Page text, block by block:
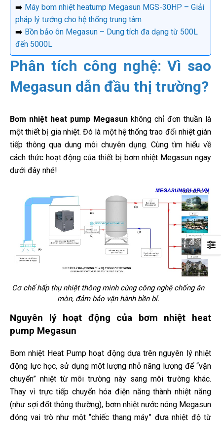
➡️ Máy bơm nhiệt heatump Megasun MGS-30HP – Giải
pháp lý tưởng cho hệ thống trung tâm
➡️ Bồn bảo ôn Megasun – Dung tích đa dạng từ 500L
đến 5000L
Phân tích công nghệ: Vì sao
Megasun dẫn đầu thị trường?
Bơm nhiệt heat pump Megasun không chỉ đơn thuần là
một thiết bị gia nhiệt. Đó là một hệ thống trao đổi nhiệt gián
tiếp thông qua dung môi chuyên dụng. Cùng tìm hiểu về
cách thức hoạt động của thiết bị bơm nhiệt Megasun ngay
dưới đây nhé!
Cơ chế hấp thụ nhiệt thông minh cùng công nghệ chống ăn
mòn, đảm bảo vận hành bền bỉ.
Nguyên lý hoạt động của bơm nhiệt heat
pump Megasun
Bơm nhiệt Heat Pump hoạt động dựa trên nguyên lý nhiệt
động lực học, sử dụng một lượng nhỏ năng lượng để “vận
chuyển” nhiệt từ môi trường này sang môi trường khác.
Thay vì trực tiếp chuyển hóa điện năng thành nhiệt năng
(như sợi đốt thông thường), bơm nhiệt nước nóng Megasun
đóng vai trò như một “chiếc thang máy” đưa nhiệt độ từ